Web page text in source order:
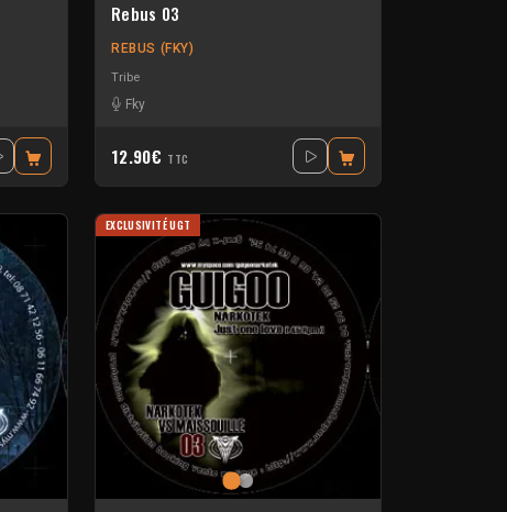
Rebus 03
REBUS (FKY)
Tribe
Fky
12.90€ TTC
EXCLUSIVITÉ UGT